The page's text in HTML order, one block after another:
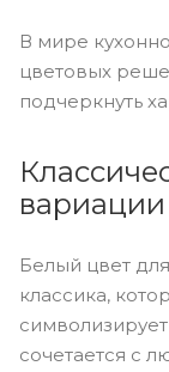
В мире
цветовых
подчеркнуть
вариации
Белый цвет для
классика,
сочетается с